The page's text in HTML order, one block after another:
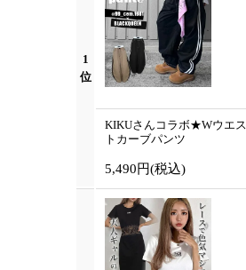
1
位
KIKUさんコラボ★Wウエス
トカーブパンツ
5,490円(税込)